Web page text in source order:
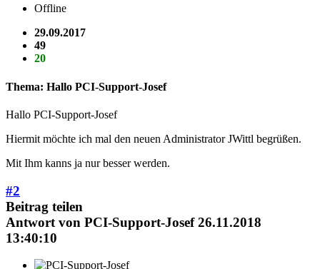
Offline
29.09.2017
49
20
Thema: Hallo PCI-Support-Josef
Hallo PCI-Support-Josef
Hiermit möchte ich mal den neuen Administrator JWittl begrüßen.
Mit Ihm kanns ja nur besser werden.
#2
Beitrag teilen
Antwort von PCI-Support-Josef 26.11.2018
13:40:10